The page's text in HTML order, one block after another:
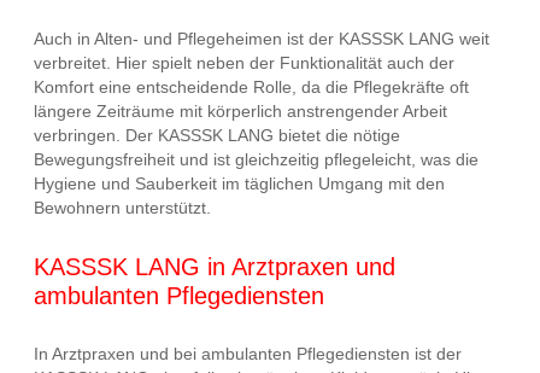
Auch in Alten- und Pflegeheimen ist der KASSSK LANG weit
verbreitet. Hier spielt neben der Funktionalität auch der
Komfort eine entscheidende Rolle, da die Pflegekräfte oft
längere Zeiträume mit körperlich anstrengender Arbeit
verbringen. Der KASSSK LANG bietet die nötige
Bewegungsfreiheit und ist gleichzeitig pflegeleicht, was die
Hygiene und Sauberkeit im täglichen Umgang mit den
Bewohnern unterstützt.
KASSSK LANG in Arztpraxen und
ambulanten Pflegediensten
In Arztpraxen und bei ambulanten Pflegediensten ist der